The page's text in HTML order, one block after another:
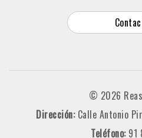
© 2026
Dirección: Calle Antonio
Teléfono: 91